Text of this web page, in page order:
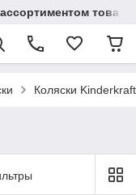
Коляски Kinderkraft